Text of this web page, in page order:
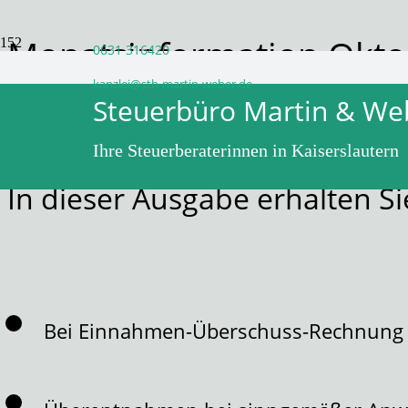
0631 316420
kanzlei@stb-martin-weber.de
Steuerbüro Martin &
Ihre Steuerberaterinnen in Kaiserslautern
Monatsinformation
In dieser Ausgabe erhalten
Bei Einnahmen-Überschuss-